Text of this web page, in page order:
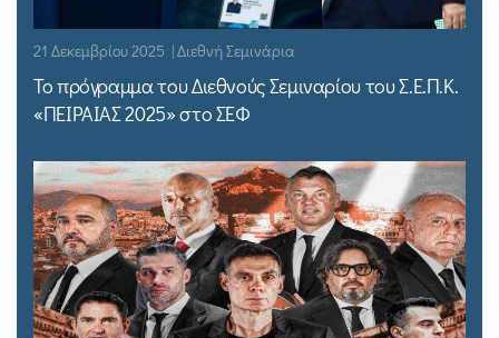
21 Δεκεμβρίου 2025 | Διεθνή Σεμινάρια
Το πρόγραμμα του Διεθνούς Σεμιναρίου του Σ.Ε.Π.Κ.
«ΠΕΙΡΑΙΑΣ 2025» στο ΣΕΦ